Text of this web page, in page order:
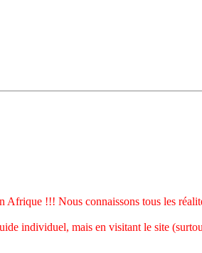
Afrique !!! Nous connaissons tous les
individuel, mais en visitant le site